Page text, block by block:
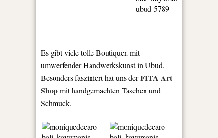
Es gibt viele tolle Boutiquen mit
umwerfender Handwerkskunst in Ubud.
Besonders fasziniert hat uns derFITA Art
Shopmit handgemachten Taschen und
Schmuck.